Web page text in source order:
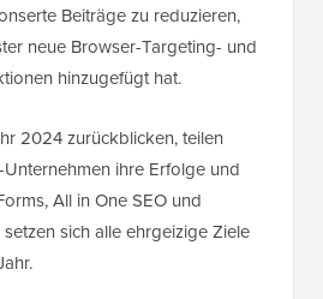
Beiträge zu reduzieren,
neue Browser-Targeting- und
hinzugefügt hat.
2024 zurückblicken, teilen
ihre Erfolge und
All in One SEO und
sich alle ehrgeizige Ziele